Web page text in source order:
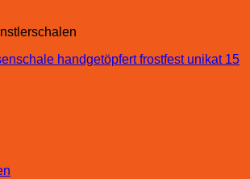
handgetöpfert frostfest unikat 15